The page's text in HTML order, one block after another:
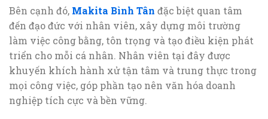
Bên cạnh đó, Makita Bình Tân đặc biệt quan tâm
đến đạo đức với nhân viên, xây dựng môi trường
làm việc công bằng, tôn trọng và tạo điều kiện phát
triển cho mỗi cá nhân. Nhân viên tại đây được
khuyến khích hành xử tận tâm và trung thực trong
mọi công việc, góp phần tạo nên văn hóa doanh
nghiệp tích cực và bền vững.